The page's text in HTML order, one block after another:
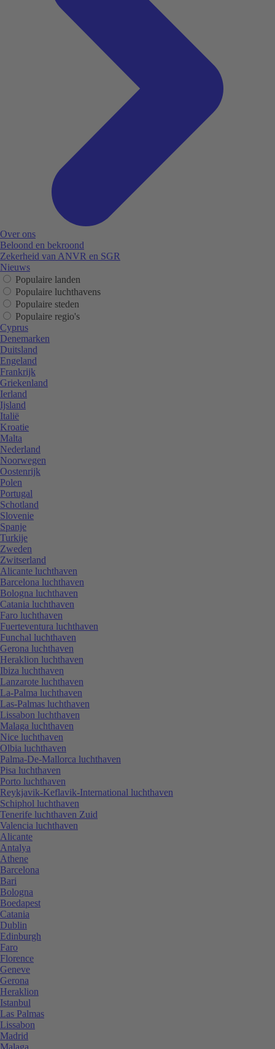
Over ons
Beloond en bekroond
Zekerheid van ANVR en SGR
Nieuws
Populaire landen
Populaire luchthavens
Populaire steden
Populaire regio's
Cyprus
Denemarken
Duitsland
Engeland
Frankrijk
Griekenland
Ierland
Ijsland
Italië
Kroatie
Malta
Nederland
Noorwegen
Oostenrijk
Polen
Portugal
Schotland
Slovenie
Spanje
Turkije
Zweden
Zwitserland
Alicante luchthaven
Barcelona luchthaven
Bologna luchthaven
Catania luchthaven
Faro luchthaven
Fuerteventura luchthaven
Funchal luchthaven
Gerona luchthaven
Heraklion luchthaven
Ibiza luchthaven
Lanzarote luchthaven
La-Palma luchthaven
Las-Palmas luchthaven
Lissabon luchthaven
Malaga luchthaven
Nice luchthaven
Olbia luchthaven
Palma-De-Mallorca luchthaven
Pisa luchthaven
Porto luchthaven
Reykjavik-Keflavik-International luchthaven
Schiphol luchthaven
Tenerife luchthaven Zuid
Valencia luchthaven
Alicante
Antalya
Athene
Barcelona
Bari
Bologna
Boedapest
Catania
Dublin
Edinburgh
Faro
Florence
Geneve
Gerona
Heraklion
Istanbul
Las Palmas
Lissabon
Madrid
Malaga